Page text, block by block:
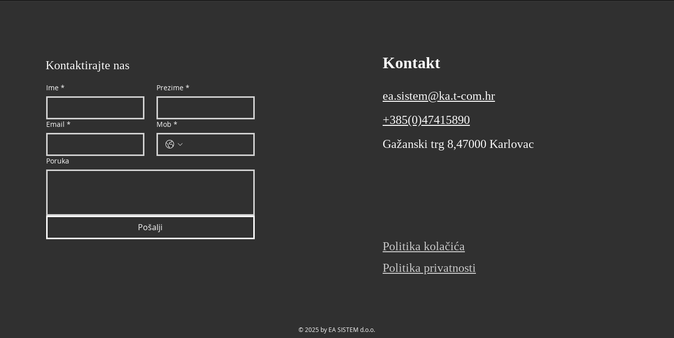
Kontaktirajte nas
Ime * Prezime *
Email * Mob *
Poruka
Pošalji
Kontakt
ea.sistem@ka.t-com.hr
+385(0)47415890
Gažanski trg 8,47000 Karlovac
Politika kolačića
Politika privatnosti
© 2025 by EA SISTEM d.o.o.